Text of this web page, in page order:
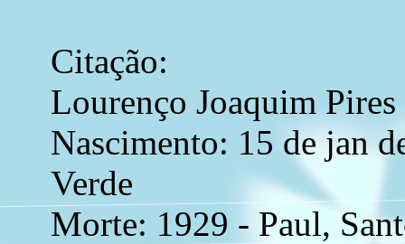
Citação:
Lourenço Joaquim
Nascimento: 15 de jan
Verde
Morte: 1929 - Paul,